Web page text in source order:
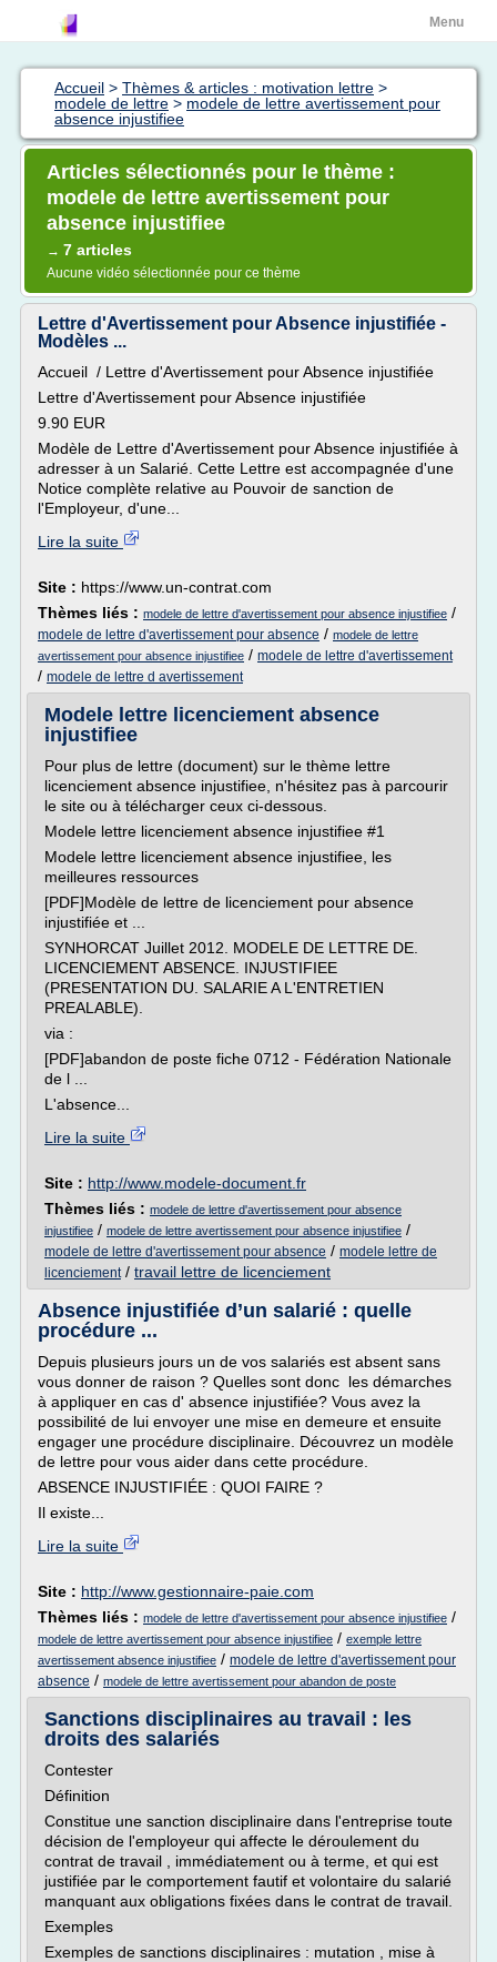
Menu
Accueil > Thèmes & articles : motivation lettre >
modele de lettre > modele de lettre avertissement pour
absence injustifiee
Articles sélectionnés pour le thème :
modele de lettre avertissement pour
absence injustifiee
→ 7 articles
Aucune vidéo sélectionnée pour ce thème
Lettre d'Avertissement pour Absence injustifiée -
Modèles ...
Accueil / Lettre d'Avertissement pour Absence injustifiée
Lettre d'Avertissement pour Absence injustifiée
9.90 EUR
Modèle de Lettre d'Avertissement pour Absence injustifiée à
adresser à un Salarié. Cette Lettre est accompagnée d'une
Notice complète relative au Pouvoir de sanction de
l'Employeur, d'une...
Lire la suite
Site : https://www.un-contrat.com
Thèmes liés : modele de lettre d'avertissement pour absence injustifiee /
modele de lettre d'avertissement pour absence / modele de lettre
avertissement pour absence injustifiee / modele de lettre d'avertissement
/ modele de lettre d avertissement
Modele lettre licenciement absence
injustifiee
Pour plus de lettre (document) sur le thème lettre
licenciement absence injustifiee, n'hésitez pas à parcourir
le site ou à télécharger ceux ci-dessous.
Modele lettre licenciement absence injustifiee #1
Modele lettre licenciement absence injustifiee, les
meilleures ressources
[PDF]Modèle de lettre de licenciement pour absence
injustifiée et ...
SYNHORCAT Juillet 2012. MODELE DE LETTRE DE.
LICENCIEMENT ABSENCE. INJUSTIFIEE
(PRESENTATION DU. SALARIE A L'ENTRETIEN
PREALABLE).
via :
[PDF]abandon de poste fiche 0712 - Fédération Nationale
de l ...
L'absence...
Lire la suite
Site : http://www.modele-document.fr
Thèmes liés : modele de lettre d'avertissement pour absence
injustifiee / modele de lettre avertissement pour absence injustifiee /
modele de lettre d'avertissement pour absence / modele lettre de
licenciement/ travail lettre de licenciement
Absence injustifiée d’un salarié : quelle
procédure ...
Depuis plusieurs jours un de vos salariés est absent sans
vous donner de raison ? Quelles sont donc les démarches
à appliquer en cas d' absence injustifiée? Vous avez la
possibilité de lui envoyer une mise en demeure et ensuite
engager une procédure disciplinaire. Découvrez un modèle
de lettre pour vous aider dans cette procédure.
ABSENCE INJUSTIFIÉE : QUOI FAIRE ?
Il existe...
Lire la suite
Site : http://www.gestionnaire-paie.com
Thèmes liés : modele de lettre d'avertissement pour absence injustifiee /
modele de lettre avertissement pour absence injustifiee / exemple lettre
avertissement absence injustifiee / modele de lettre d'avertissement pour
absence / modele de lettre avertissement pour abandon de poste
Sanctions disciplinaires au travail : les
droits des salariés
Contester
Définition
Constitue une sanction disciplinaire dans l'entreprise toute
décision de l'employeur qui affecte le déroulement du
contrat de travail , immédiatement ou à terme, et qui est
justifiée par le comportement fautif et volontaire du salarié
manquant aux obligations fixées dans le contrat de travail.
Exemples
Exemples de sanctions disciplinaires : mutation , mise à